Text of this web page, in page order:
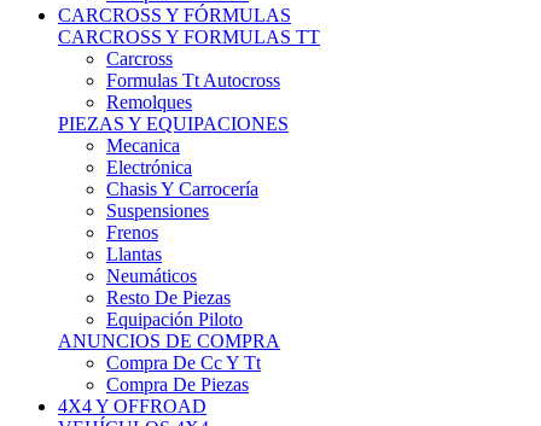
CARCROSS Y FORMULAS TT
Carcross
Formulas Tt Autocross
Remolques
PIEZAS Y EQUIPACIONES
Mecanica
Electrónica
Chasis Y Carrocería
Suspensiones
Frenos
Llantas
Neumáticos
Resto De Piezas
Equipación Piloto
ANUNCIOS DE COMPRA
Compra De Cc Y Tt
Compra De Piezas
4X4 Y OFFROAD
VEHÍCULOS 4X4
Prototipos